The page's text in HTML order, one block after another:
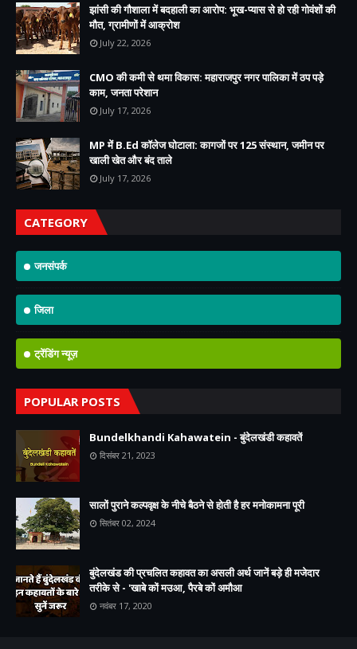
झांसी की गौशाला में बदहाली का आरोप: भूख-प्यास से हो रही गोवंशों की
मौत, ग्रामीणों में आक्रोश
July 22, 2026
CMO की कमी से थमा विकास: महाराजपुर नगर पालिका में ठप पड़े
काम, जनता परेशान
July 17, 2026
MP में B.Ed कॉलेज घोटाला: कागजों पर 125 संस्थान, जमीन पर
खाली खेत और बंद ताले
July 17, 2026
CATEGORY
जनसंपर्क
जिला
ट्रेंडिंग न्यूज़
POPULAR POSTS
Bundelkhandi Kahawatein - बुंदेलखंडी कहावतें
दिसंबर 21, 2023
सालों पुराने कल्पवृक्ष के नीचे बैठने से होती है हर मनोकामना पूरी
सितंबर 02, 2024
बुंदेलखंड की प्रचलित कहावत का असली अर्थ जानें बड़े ही मजेदार
तरीके से - 'खाबे कों मउआ, पैरबे कों अमौआ
नवंबर 17, 2020